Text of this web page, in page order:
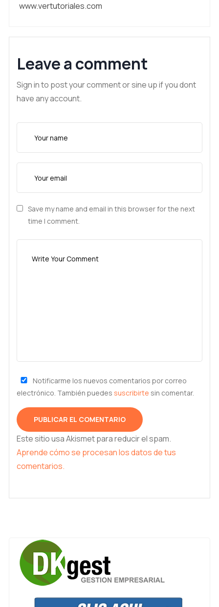
www.vertutoriales.com
Leave a comment
Sign in to post your comment or sine up if you dont
have any account.
Save my name and email in this browser for the next
time I comment.
Notificarme los nuevos comentarios por correo
electrónico. También puedes suscribirte sin comentar.
Este sitio usa Akismet para reducir el spam.
Aprende cómo se procesan los datos de tus
comentarios.